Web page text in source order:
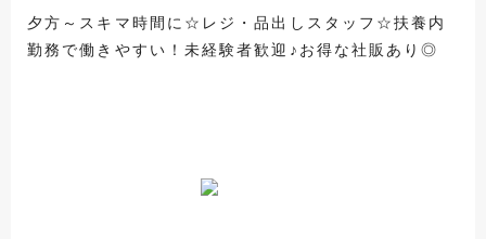
夕方～スキマ時間に☆レジ・品出しスタッフ☆扶養内
勤務で働きやすい！未経験者歓迎♪お得な社販あり◎